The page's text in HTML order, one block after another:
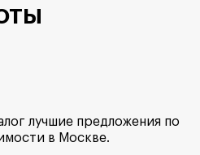
лучшие предложения по
в Москве.